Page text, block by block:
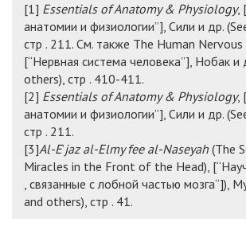
[1] EssentialsofAnatomy& Physiology,
анатомии и физиологии”], Сили и др.
стр . 211. См. также The Human
[“Нервная система человека”], Нобак и
others), стр . 410-411.
[2] EssentialsofAnatomy& Physiology,
анатомии и физиологии”], Сили и др.
стр . 211.
[3]Al-E’jaz al-Elmy fee al-Naseyah (The
Miracles in the Front of the Head), [“
, связанные с лобной частью мозга“]),
and others), стр . 41.